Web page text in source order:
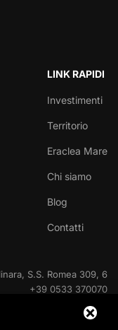
LINK RAPIDI
Investimenti
Territorio
Eraclea Mare
Chi siamo
Blog
Contatti
S.S. Romea 309, 6
+39 0533 370070
delle Nazioni Unite, 95